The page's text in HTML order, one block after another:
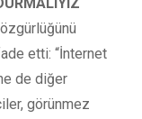
etti: “İnternet
de diğer
görünmez